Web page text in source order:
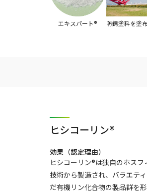
エキスパート® 防錆塗料を塗
ヒシコーリン®
効果（認定理由）
ヒシコーリン®は独自のホスフ
技術から製造され、バラエテ
だ有機リン化合物の製品群を形